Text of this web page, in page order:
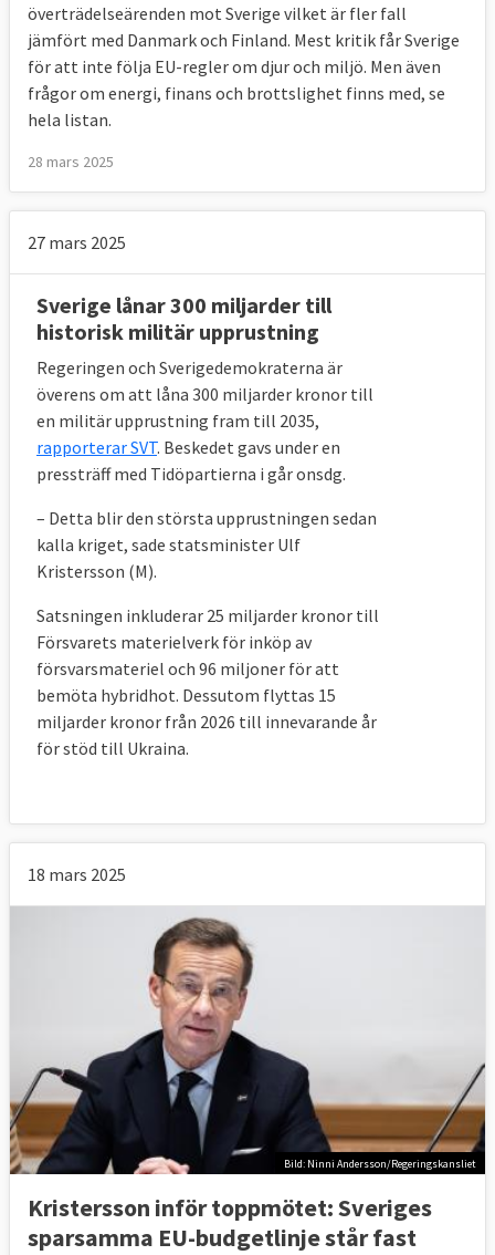
överträdelseärenden mot Sverige vilket är fler fall
jämfört med Danmark och Finland. Mest kritik får Sverige
för att inte följa EU-regler om djur och miljö. Men även
frågor om energi, finans och brottslighet finns med, se
hela listan.
28 mars 2025
27 mars 2025
Sverige lånar 300 miljarder till
historisk militär upprustning
Regeringen och Sverigedemokraterna är
överens om att låna 300 miljarder kronor till
en militär upprustning fram till 2035,
rapporterar SVT. Beskedet gavs under en
pressträff med Tidöpartierna i går onsdg.
– Detta blir den största upprustningen sedan
kalla kriget, sade statsminister Ulf
Kristersson (M).
Satsningen inkluderar 25 miljarder kronor till
Försvarets materielverk för inköp av
försvarsmateriel och 96 miljoner för att
bemöta hybridhot. Dessutom flyttas 15
miljarder kronor från 2026 till innevarande år
för stöd till Ukraina.
18 mars 2025
Bild: Ninni Andersson/Regeringskansliet
Kristersson inför toppmötet: Sveriges
sparsamma EU-budgetlinje står fast